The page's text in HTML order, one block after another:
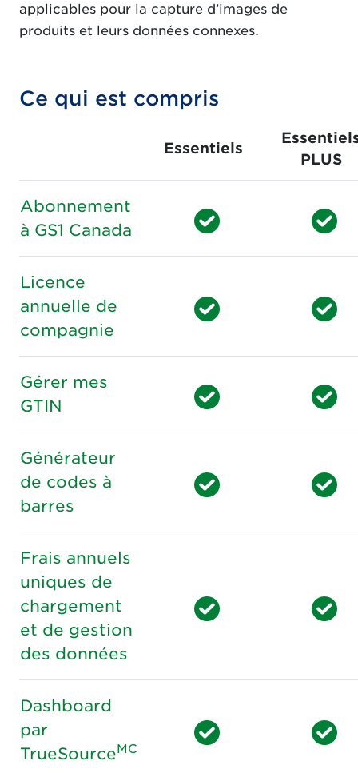
applicables pour la capture d’images de
produits et leurs données connexes.
Ce qui est compris
Fonctionnalité
Essentiels
PLUS
Abonnement
à GS1 Canada
Licence
annuelle de
compagnie
Gérer mes
GTIN
Générateur
de codes à
barres
Frais annuels
uniques de
chargement
et de gestion
des données
Dashboard
par
TrueSourceMC